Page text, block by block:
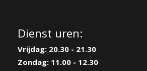
Dienst uren:
Vrijdag: 20.30 - 21.30
Zondag: 11.00 - 12.30